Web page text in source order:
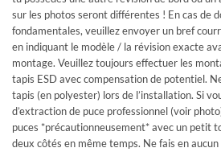
sur les photos seront différentes ! En cas de
fondamentales, veuillez envoyer un bref
en indiquant le modèle / la révision exacte
montage. Veuillez toujours effectuer les
tapis ESD avec compensation de potentiel.
tapis (en polyester) lors de l’installation. Si
d’extraction de puce professionnel (voir
puces *précautionneusement* avec un petit
deux côtés en même temps. Ne fais en